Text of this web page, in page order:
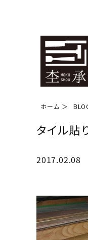
ホーム
タイル貼
2017.02.08